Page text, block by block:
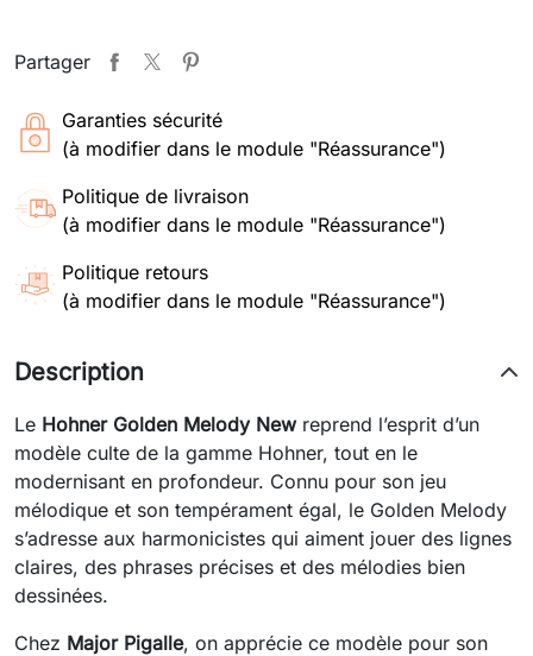
Partager
Garanties sécurité
(à modifier dans le module "Réassurance")
Politique de livraison
(à modifier dans le module "Réassurance")
Politique retours
(à modifier dans le module "Réassurance")
Description
Le Hohner Golden Melody New reprend l’esprit d’un
modèle culte de la gamme Hohner, tout en le
modernisant en profondeur. Connu pour son jeu
mélodique et son tempérament égal, le Golden Melody
s’adresse aux harmonicistes qui aiment jouer des lignes
claires, des phrases précises et des mélodies bien
dessinées.
Chez Major Pigalle, on apprécie ce modèle pour son